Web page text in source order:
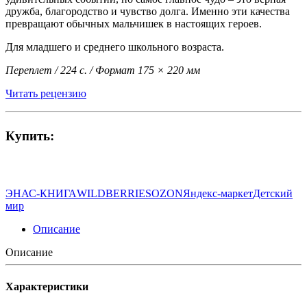
дружба, благородство и чувство долга. Именно эти качества
превращают обычных мальчишек в настоящих героев.
Для младшего и среднего школьного возраста.
Переплет / 224 с. / Формат 175 × 220 мм
Читать рецензию
Купить:
ЭНАС-КНИГАWILDBERRIESOZONЯндекс-маркетДетский
мир
Описание
Описание
Характеристики